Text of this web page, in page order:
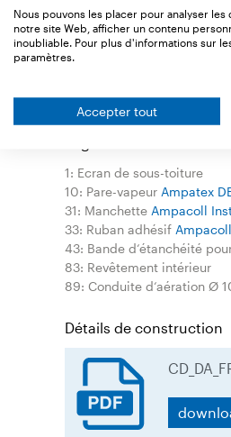
1: Ecran de sous-toiture
10: Pare-vapeur Ampatex
31: Manchette Ampacoll
33: Ruban adhésif
43: Bande d‘étanchéité
83: Revêtement intérieur
89: Conduite d‘aération Ø
Détails de construction
Nous pouvons les placer pour analyser
notre site Web, afficher un contenu
inoubliable. Pour plus d'informations sur
paramètres.
Accepter tout